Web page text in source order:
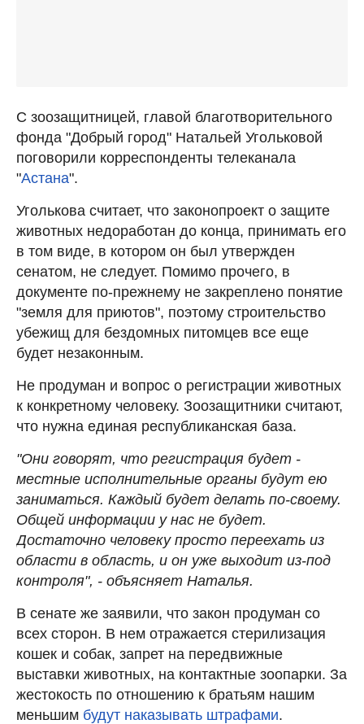
С зоозащитницей, главой благотворительного
фонда "Добрый город" Натальей Угольковой
поговорили корреспонденты телеканала
"Астана".
Уголькова считает, что законопроект о защите
животных недоработан до конца, принимать его
в том виде, в котором он был утвержден
сенатом, не следует. Помимо прочего, в
документе по-прежнему не закреплено понятие
"земля для приютов", поэтому строительство
убежищ для бездомных питомцев все еще
будет незаконным.
Не продуман и вопрос о регистрации животных
к конкретному человеку. Зоозащитники считают,
что нужна единая республиканская база.
"Они говорят, что регистрация будет -
местные исполнительные органы будут ею
заниматься. Каждый будет делать по-своему.
Общей информации у нас не будет.
Достаточно человеку просто переехать из
области в область, и он уже выходит из-под
контроля", - объясняет Наталья.
В сенате же заявили, что закон продуман со
всех сторон. В нем отражается стерилизация
кошек и собак, запрет на передвижные
выставки животных, на контактные зоопарки. За
жестокость по отношению к братьям нашим
меньшим будут наказывать штрафами.